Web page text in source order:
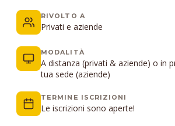
RIVOLTO A
Privati e aziende
MODALITÀ
A distanza (privati & aziende) o in
tua sede (aziende)
TERMINE ISCRIZIONI
Le iscrizioni sono aperte!